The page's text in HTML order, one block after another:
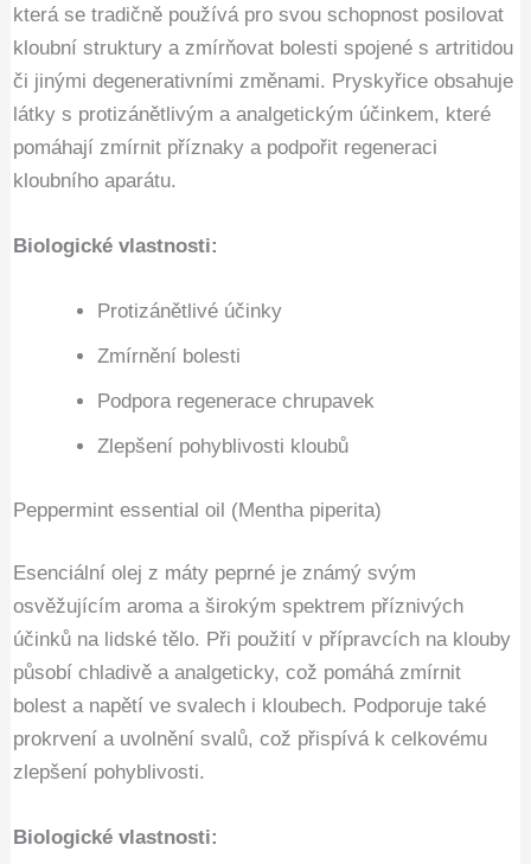
která se tradičně používá pro svou schopnost posilovat
kloubní struktury a zmírňovat bolesti spojené s artritidou
či jinými degenerativními změnami. Pryskyřice obsahuje
látky s protizánětlivým a analgetickým účinkem, které
pomáhají zmírnit příznaky a podpořit regeneraci
kloubního aparátu.
Biologické vlastnosti:
Protizánětlivé účinky
Zmírnění bolesti
Podpora regenerace chrupavek
Zlepšení pohyblivosti kloubů
Peppermint essential oil (Mentha piperita)
Esenciální olej z máty peprné je známý svým
osvěžujícím aroma a širokým spektrem příznivých
účinků na lidské tělo. Při použití v přípravcích na klouby
působí chladivě a analgeticky, což pomáhá zmírnit
bolest a napětí ve svalech i kloubech. Podporuje také
prokrvení a uvolnění svalů, což přispívá k celkovému
zlepšení pohyblivosti.
Biologické vlastnosti: